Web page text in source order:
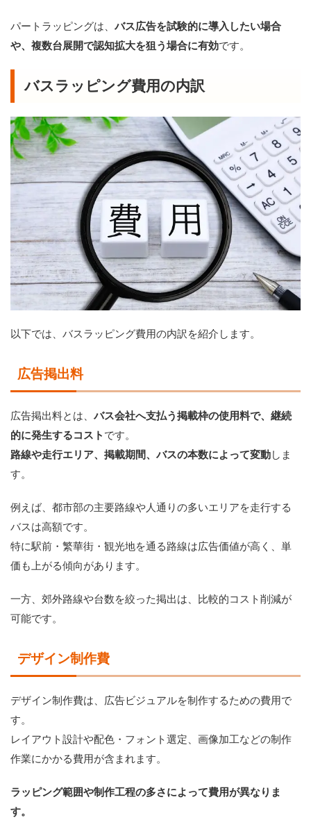
パートラッピングは、 バス広告を試験的に導入したい場合
や、複数台展開で認知拡大を狙う場合に有効です。
バスラッピング費用の内訳
以下では、バスラッピング費用の内訳を紹介します。
広告掲出料
広告掲出料とは、 バス会社へ支払う掲載枠の使用料で、継続
的に発生するコスト です。
路線や走行エリア、掲載期間、バスの本数によって変動しま
す。
例えば、都市部の主要路線や人通りの多いエリアを走行する
バスは高額です。
特に駅前・繁華街・観光地を通る路線は広告価値が高く、単
価も上がる傾向があります。
一方、郊外路線や台数を絞った掲出は、比較的コスト削減が
可能です。
デザイン制作費
デザイン制作費は、広告ビジュアルを制作するための費用で
す。
レイアウト設計や配色・フォント選定、画像加工などの制作
作業にかかる費用が含まれます。
ラッピング範囲や制作工程の多さによって費用が異なりま
す。